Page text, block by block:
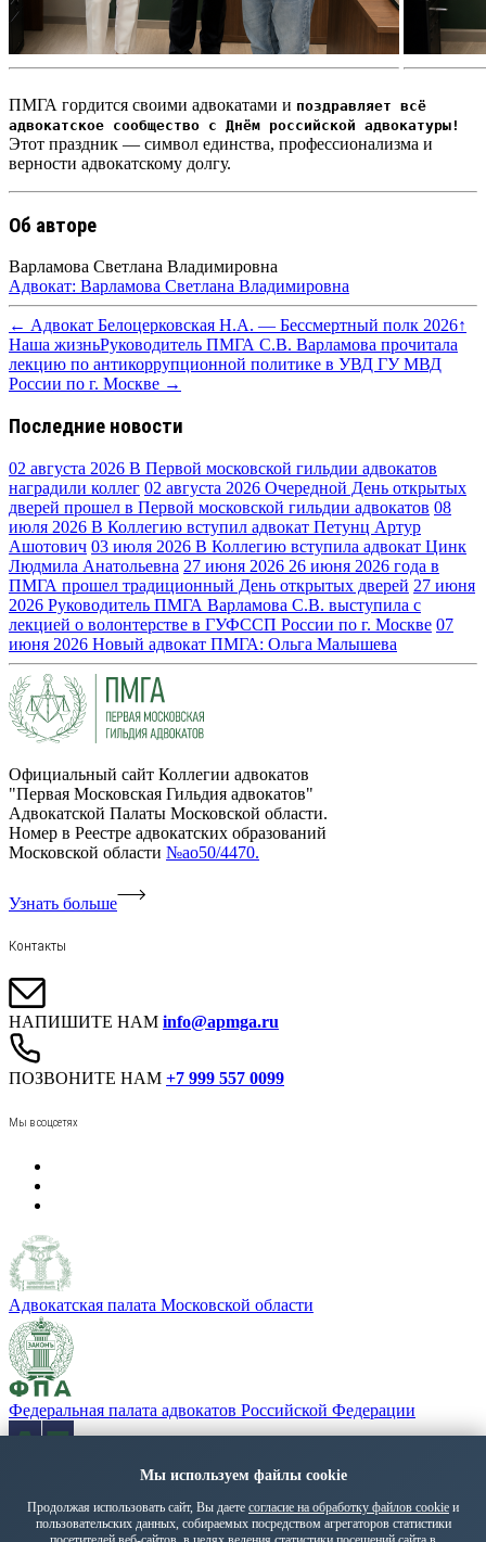
ПМГА гордится своими адвокатами и поздравляет всё
адвокатское сообщество с Днём российской адвокатуры!
Этот праздник — символ единства, профессионализма и
верности адвокатскому долгу.
Об авторе
Варламова Светлана Владимировна
Адвокат: Варламова Светлана Владимировна
← Адвокат Белоцерковская Н.А. — Бессмертный полк 2026↑
Наша жизньРуководитель ПМГА С.В. Варламова прочитала
лекцию по антикоррупционной политике в УВД ГУ МВД
России по г. Москве →
Последние новости
02 августа 2026 В Первой московской гильдии адвокатов
наградили коллег 02 августа 2026 Очередной День открытых
дверей прошел в Первой московской гильдии адвокатов 08
июля 2026 В Коллегию вступил адвокат Петунц Артур
Ашотович 03 июля 2026 В Коллегию вступила адвокат Цинк
Людмила Анатольевна 27 июня 2026 26 июня 2026 года в
ПМГА прошел традиционный День открытых дверей 27 июня
2026 Руководитель ПМГА Варламова С.В. выступила с
лекцией о волонтерстве в ГУФССП России по г. Москве 07
июня 2026 Новый адвокат ПМГА: Ольга Малышева
Официальный сайт Коллегии адвокатов
"Первая Московская Гильдия адвокатов"
Адвокатской Палаты Московской области.
Номер в Реестре адвокатских образований
Московской области №ао50/4470.
Узнать больше
Контакты
НАПИШИТЕ НАМ info@apmga.ru
ПОЗВОНИТЕ НАМ +7 999 557 0099
Мы в соцсетях
Адвокатская палата Московской области
Федеральная палата адвокатов Российской Федерации
«Адвокатская газета» - орган Федеральной палаты адвокатов
Политика обработки персональных данных
Мы используем файлы cookie
Продолжая использовать сайт, Вы даете согласие на обработку файлов cookie и
пользовательских данных, собираемых посредством агрегаторов статистики